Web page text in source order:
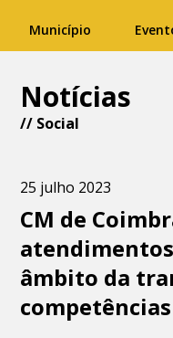
Município
Notícias
// Social
25 julho 2023
CM de
âmbito da